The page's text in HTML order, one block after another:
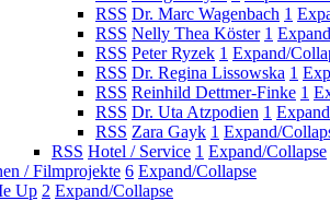
RSS Dr. Marc Wagenbach 1
RSS Nelly Thea Köster 1
RSS Peter Ryzek 1 Expand/
RSS Dr. Regina Lissowska 1
RSS Reinhild Dettmer-Finke 1
RSS Dr. Uta Atzpodien 1
RSS Zara Gayk 1 Expand/
RSS Hotel / Service 1 Expand/Collapse
/ Filmprojekte 6 Expand/Collapse
Up 2 Expand/Collapse